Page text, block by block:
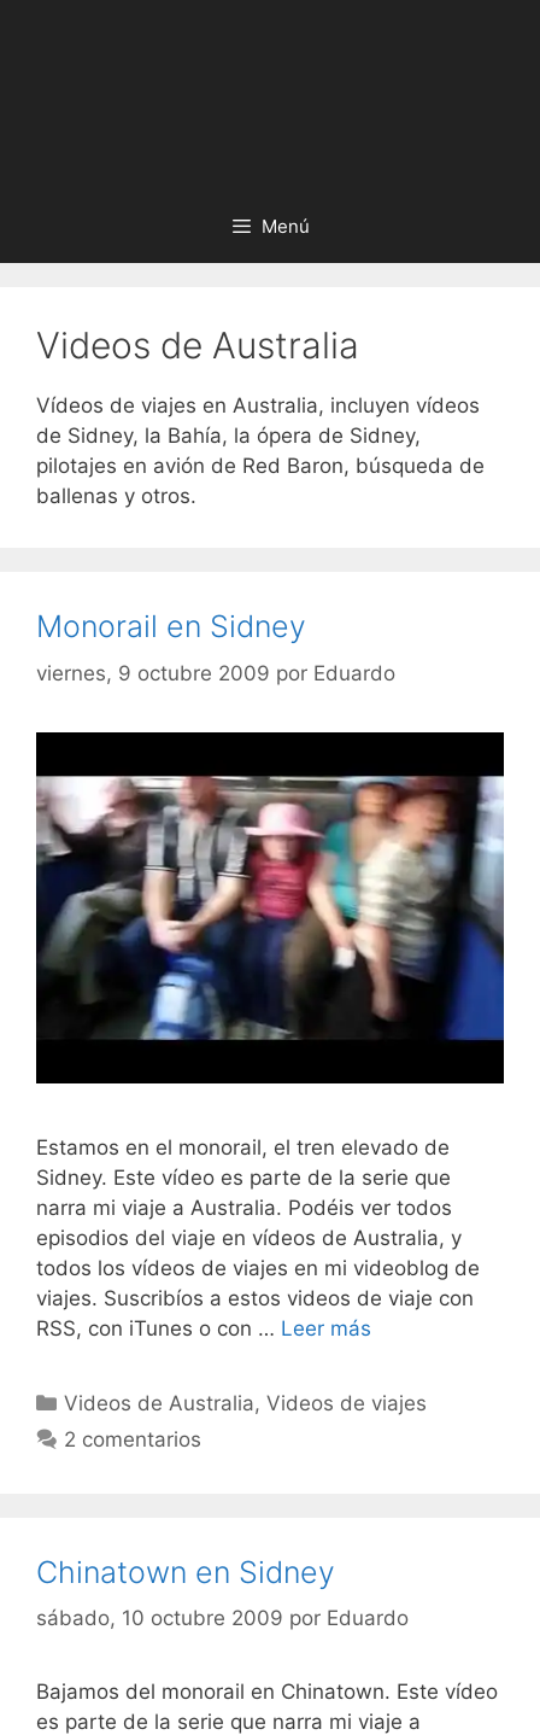
Menú
Videos de Australia
Vídeos de viajes en Australia, incluyen vídeos
de Sidney, la Bahía, la ópera de Sidney,
pilotajes en avión de Red Baron, búsqueda de
ballenas y otros.
Monorail en Sidney
viernes, 9 octubre 2009 por Eduardo
Estamos en el monorail, el tren elevado de
Sidney. Este vídeo es parte de la serie que
narra mi viaje a Australia. Podéis ver todos
episodios del viaje en vídeos de Australia, y
todos los vídeos de viajes en mi videoblog de
viajes. Suscribíos a estos videos de viaje con
RSS, con iTunes o con … Leer más
Categorías
Videos de Australia,Videos de viajes
2 comentarios
Chinatown en Sidney
sábado, 10 octubre 2009 por Eduardo
Bajamos del monorail en Chinatown. Este vídeo
es parte de la serie que narra mi viaje a